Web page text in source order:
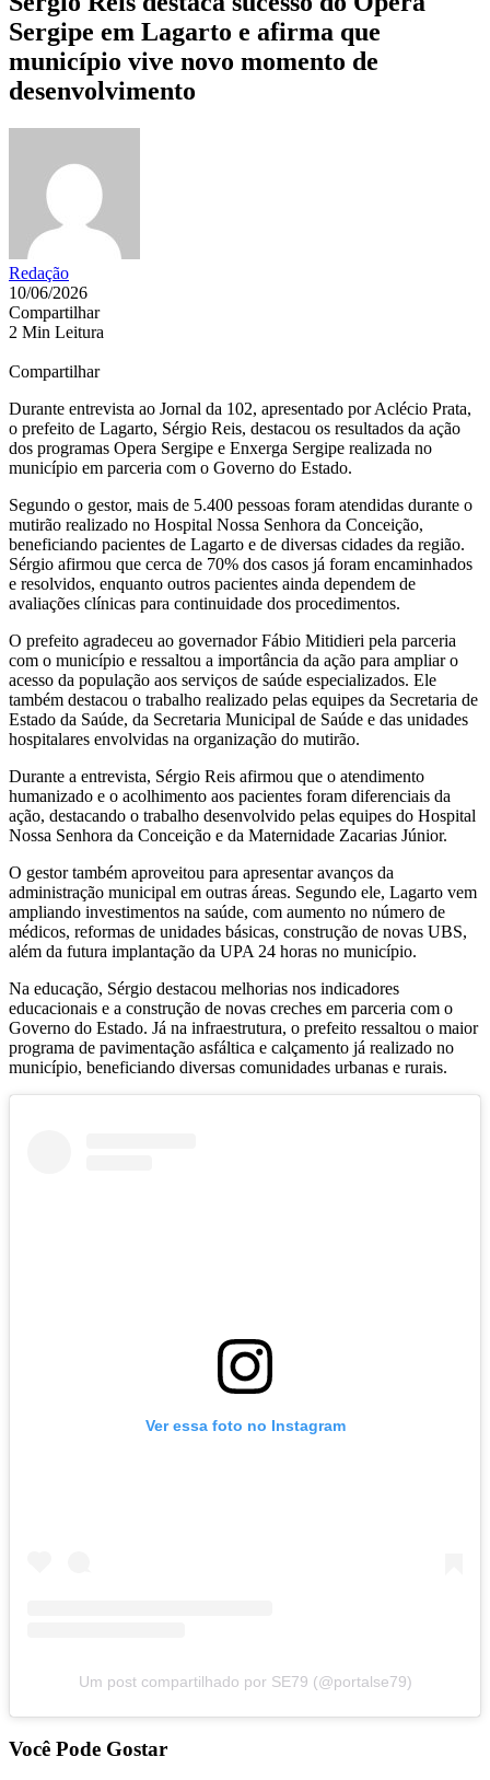
Sergipe em Lagarto e afirma que
município vive novo momento de
desenvolvimento
Redação
10/06/2026
Compartilhar
2 Min Leitura
Compartilhar
Durante entrevista ao Jornal da 102, apresentado por Aclécio Prata,
o prefeito de Lagarto, Sérgio Reis, destacou os resultados da ação
dos programas Opera Sergipe e Enxerga Sergipe realizada no
município em parceria com o Governo do Estado.
Segundo o gestor, mais de 5.400 pessoas foram atendidas durante o
mutirão realizado no Hospital Nossa Senhora da Conceição,
beneficiando pacientes de Lagarto e de diversas cidades da região.
Sérgio afirmou que cerca de 70% dos casos já foram encaminhados
e resolvidos, enquanto outros pacientes ainda dependem de
avaliações clínicas para continuidade dos procedimentos.
O prefeito agradeceu ao governador Fábio Mitidieri pela parceria
com o município e ressaltou a importância da ação para ampliar o
acesso da população aos serviços de saúde especializados. Ele
também destacou o trabalho realizado pelas equipes da Secretaria de
Estado da Saúde, da Secretaria Municipal de Saúde e das unidades
hospitalares envolvidas na organização do mutirão.
Durante a entrevista, Sérgio Reis afirmou que o atendimento
humanizado e o acolhimento aos pacientes foram diferenciais da
ação, destacando o trabalho desenvolvido pelas equipes do Hospital
Nossa Senhora da Conceição e da Maternidade Zacarias Júnior.
O gestor também aproveitou para apresentar avanços da
administração municipal em outras áreas. Segundo ele, Lagarto vem
ampliando investimentos na saúde, com aumento no número de
médicos, reformas de unidades básicas, construção de novas UBS,
além da futura implantação da UPA 24 horas no município.
Na educação, Sérgio destacou melhorias nos indicadores
educacionais e a construção de novas creches em parceria com o
Governo do Estado. Já na infraestrutura, o prefeito ressaltou o maior
programa de pavimentação asfáltica e calçamento já realizado no
município, beneficiando diversas comunidades urbanas e rurais.
Ver essa foto no Instagram
Um post compartilhado por SE79 (@portalse79)
Você Pode Gostar